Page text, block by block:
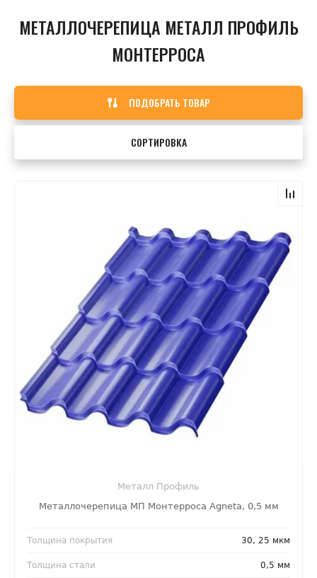
МЕТАЛЛОЧЕРЕПИЦА МЕТАЛЛ ПРОФИЛЬ
МОНТЕРРОСА
ПОДОБРАТЬ ТОВАР
СОРТИРОВКА
Металл Профиль
Металлочерепица МП Монтерроса Agneta, 0,5 мм
Толщина покрытия 30, 25 мкм
Толщина стали 0,5 мм